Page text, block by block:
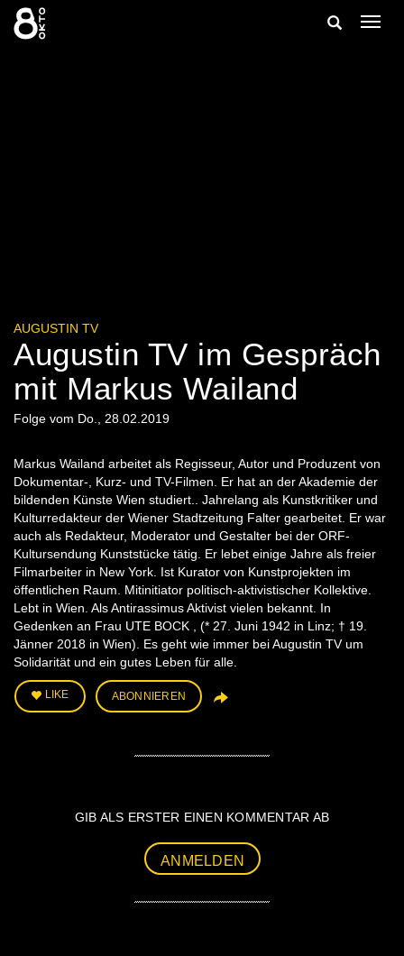
Zum
Inhalt
springen
Suche
AUGUSTIN TV
Augustin TV im Gespräch
mit Markus Wailand
Folge vom Do., 28.02.2019
Markus Wailand arbeitet als Regisseur, Autor und Produzent von
Dokumentar-, Kurz- und TV-Filmen. Er hat an der Akademie der
bildenden Künste Wien studiert.. Jahrelang als Kunstkritiker und
Kulturredakteur der Wiener Stadtzeitung Falter gearbeitet. Er war
auch als Redakteur, Moderator und Gestalter bei der ORF-
Kultursendung Kunststücke tätig. Er lebet einige Jahre als freier
Filmarbeiter in New York. Ist Kurator von Kunstprojekten im
öffentlichen Raum. Mitinitiator politisch-aktivistischer Kollektive.
Lebt in Wien. Als Antirassimus Aktivist vielen bekannt. In
Gedenken an Frau UTE BOCK , (* 27. Juni 1942 in Linz; † 19.
Jänner 2018 in Wien). Es geht wie immer bei Augustin TV um
Solidarität und ein gutes Leben für alle.
LIKE ABONNIEREN
GIB ALS ERSTER EINEN KOMMENTAR AB
ANMELDEN